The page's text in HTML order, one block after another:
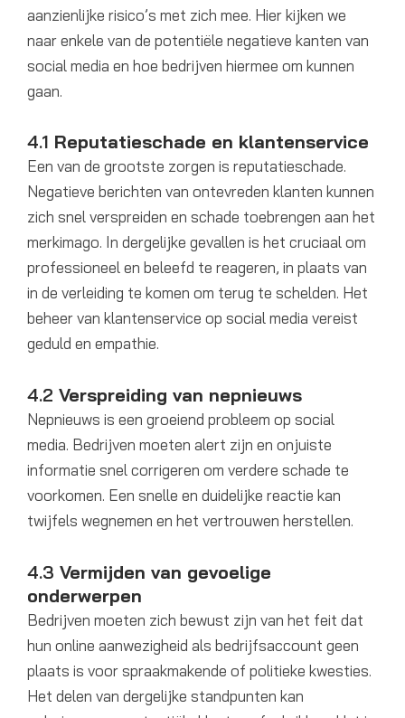
aanzienlijke risico’s met zich mee. Hier kijken we
naar enkele van de potentiële negatieve kanten van
social media en hoe bedrijven hiermee om kunnen
gaan.
4.1 Reputatieschade en klantenservice
Een van de grootste zorgen is reputatieschade.
Negatieve berichten van ontevreden klanten kunnen
zich snel verspreiden en schade toebrengen aan het
merkimago. In dergelijke gevallen is het cruciaal om
professioneel en beleefd te reageren, in plaats van
in de verleiding te komen om terug te schelden. Het
beheer van klantenservice op social media vereist
geduld en empathie.
4.2 Verspreiding van nepnieuws
Nepnieuws is een groeiend probleem op social
media. Bedrijven moeten alert zijn en onjuiste
informatie snel corrigeren om verdere schade te
voorkomen. Een snelle en duidelijke reactie kan
twijfels wegnemen en het vertrouwen herstellen.
4.3 Vermijden van gevoelige
onderwerpen
Bedrijven moeten zich bewust zijn van het feit dat
hun online aanwezigheid als bedrijfsaccount geen
plaats is voor spraakmakende of politieke kwesties.
Het delen van dergelijke standpunten kan